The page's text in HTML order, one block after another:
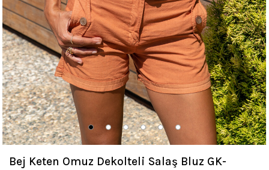
Bej Keten Omuz Dekolteli Salaş Bluz GK-